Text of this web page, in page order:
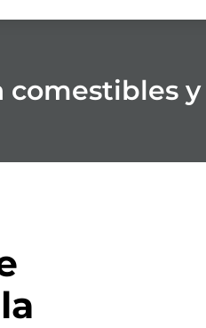
comestibles